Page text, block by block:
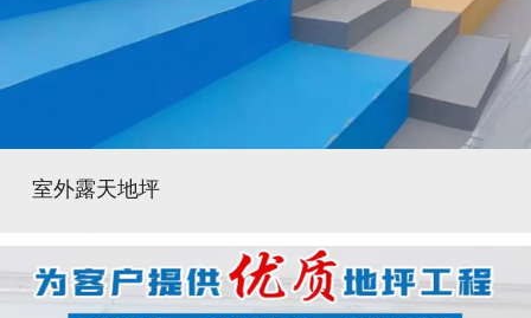
室外露天地坪